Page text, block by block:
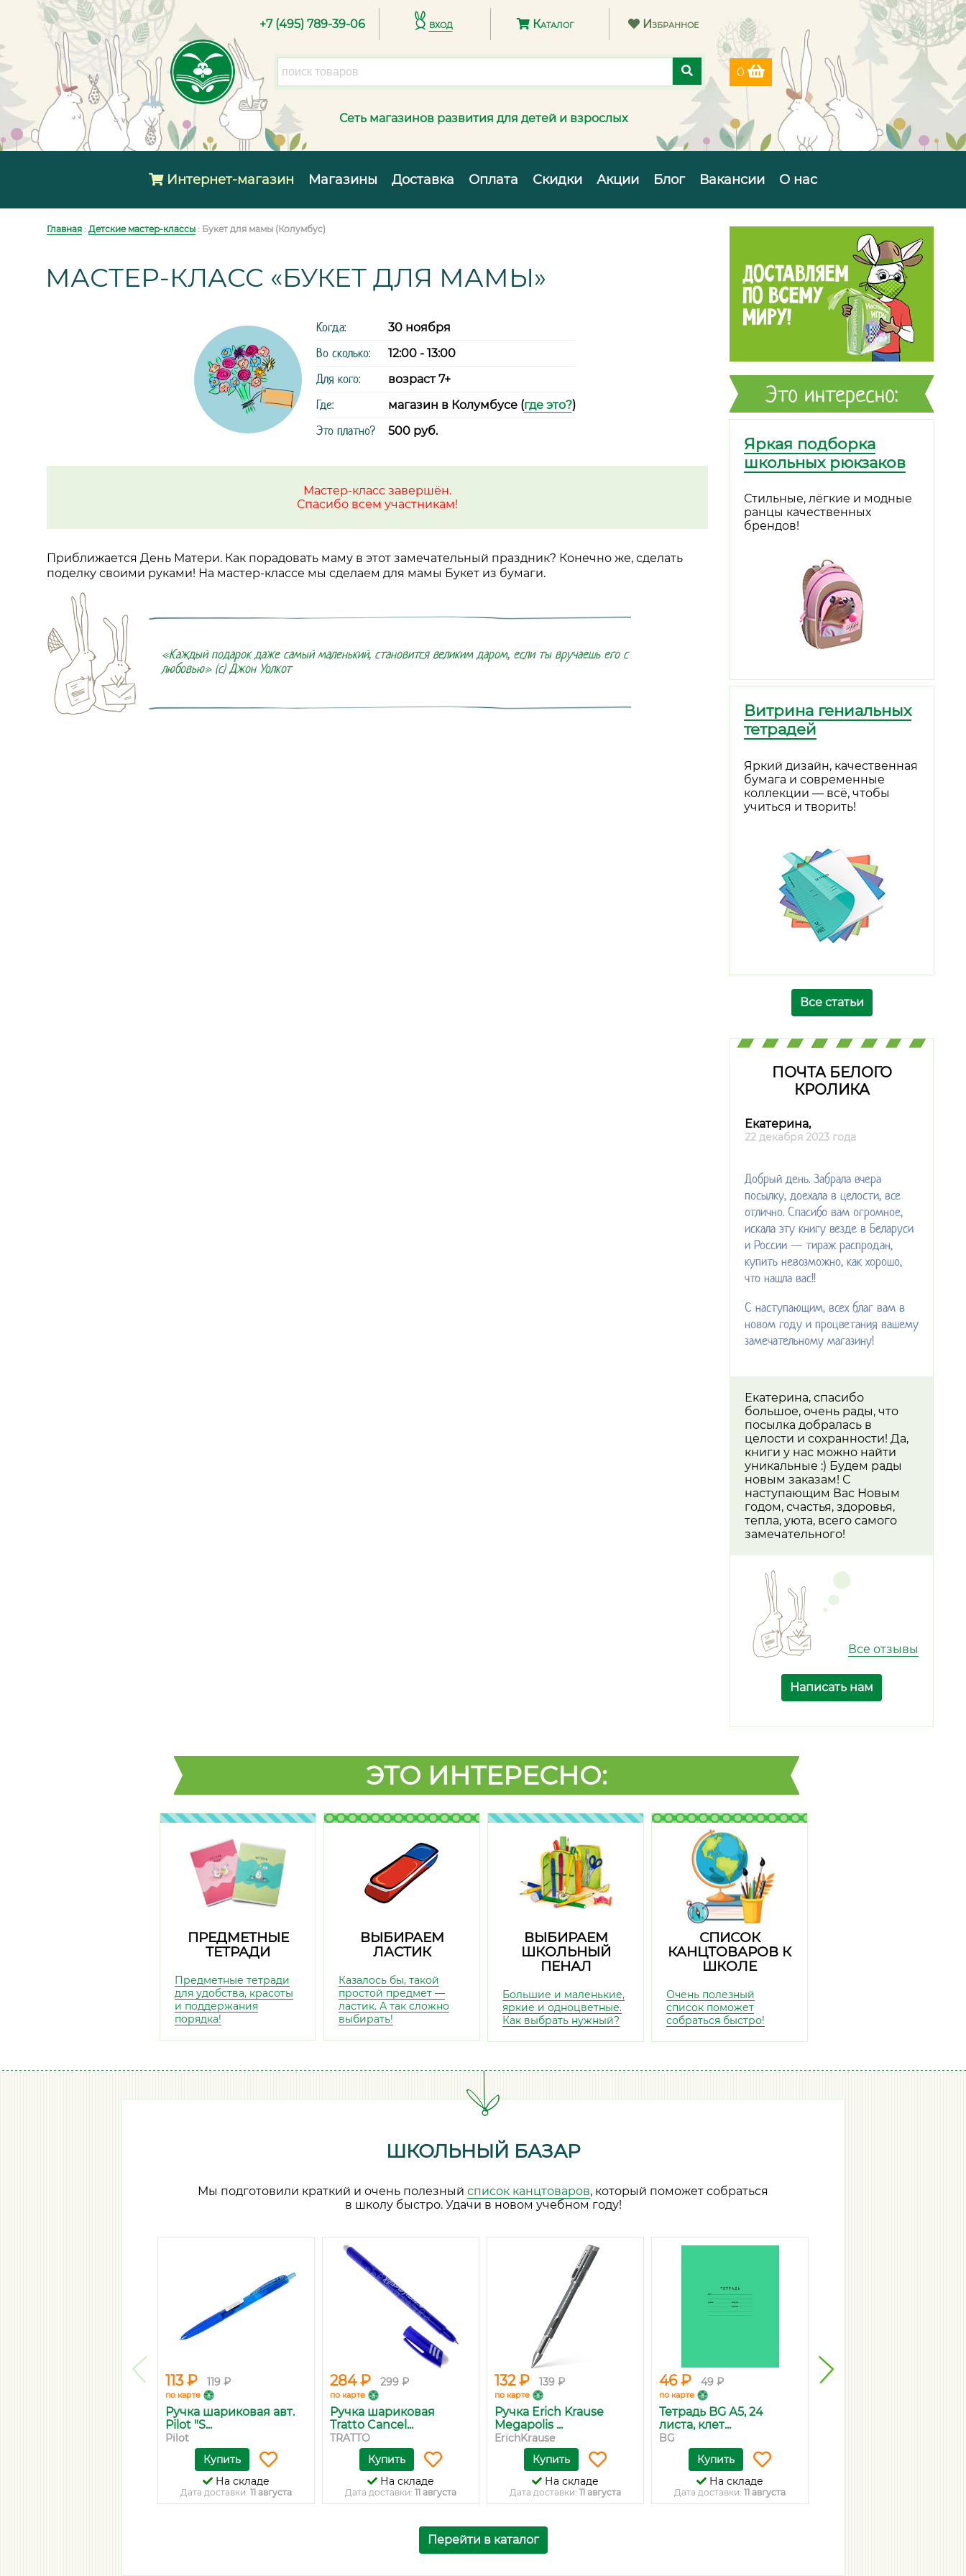
+7 (495) 789-39-06 вход Каталог Избранное
0
Сеть магазинов развития для детей и взрослых
Интернет-магазин Магазины Доставка Оплата Скидки Акции Блог Вакансии О нас
Главная : Детские мастер-классы : Букет для мамы (Колумбус)
МАСТЕР-КЛАСС «БУКЕТ ДЛЯ МАМЫ»
Когда: 30 ноября
Во сколько: 12:00 - 13:00
Для кого: возраст 7+
Где: магазин в Колумбусе (где это?)
Это платно? 500 руб.
Мастер-класс завершён.
Спасибо всем участникам!
Приближается День Матери. Как порадовать маму в этот замечательный праздник? Конечно же, сделать
поделку своими руками! На мастер-классе мы сделаем для мамы Букет из бумаги.
«Каждый подарок даже самый маленький, становится великим даром, если ты вручаешь его с
любовью» (с) Джон Уолкот
Это интересно:
Яркая подборка
школьных рюкзаков
Стильные, лёгкие и модные
ранцы качественных
брендов!
Витрина гениальных
тетрадей
Яркий дизайн, качественная
бумага и современные
коллекции — всё, чтобы
учиться и творить!
Все статьи
ПОЧТА БЕЛОГО
КРОЛИКА
Екатерина,
22 декабря 2023 года
Добрый день. Забрала вчера
посылку, доехала в целости, все
отлично. Спасибо вам огромное,
искала эту книгу везде в Беларуси
и России — тираж распродан,
купить невозможно, как хорошо,
что нашла вас!!
С наступающим, всех благ вам в
новом году и процветания вашему
замечательному магазину!
Екатерина, спасибо
большое, очень рады, что
посылка добралась в
целости и сохранности! Да,
книги у нас можно найти
уникальные :) Будем рады
новым заказам! С
наступающим Вас Новым
годом, счастья, здоровья,
тепла, уюта, всего самого
замечательного!
Все отзывы
Написать нам
ЭТО ИНТЕРЕСНО:
ПРЕДМЕТНЫЕ
ТЕТРАДИ
Предметные тетради
для удобства, красоты
и поддержания
порядка!
ВЫБИРАЕМ
ЛАСТИК
Казалось бы, такой
простой предмет —
ластик. А так сложно
выбирать!
ВЫБИРАЕМ
ШКОЛЬНЫЙ
ПЕНАЛ
Большие и маленькие,
яркие и одноцветные.
Как выбрать нужный?
СПИСОК
КАНЦТОВАРОВ К
ШКОЛЕ
Очень полезный
список поможет
собраться быстро!
ШКОЛЬНЫЙ БАЗАР
Мы подготовили краткий и очень полезный список канцтоваров, который поможет собраться
в школу быстро. Удачи в новом учебном году!
113 ₽ 119 ₽
по карте
Ручка шариковая авт.
Pilot "S...
Pilot
Купить
На складе
Дата доставки: 11 августа
284 ₽ 299 ₽
по карте
Ручка шариковая
Tratto Cancel...
TRATTO
Купить
На складе
Дата доставки: 11 августа
132 ₽ 139 ₽
по карте
Ручка Erich Krause
Megapolis ...
ErichKrause
Купить
На складе
Дата доставки: 11 августа
46 ₽ 49 ₽
по карте
Тетрадь BG А5, 24
листа, клет...
BG
Купить
На складе
Дата доставки: 11 августа
350 ₽
Перейти в каталог